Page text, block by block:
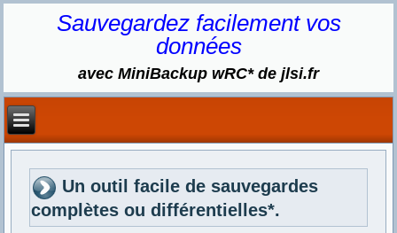
Sauvegardez facilement vos
données
avec MiniBackup wRC* de jlsi.fr
Un outil facile de sauvegardes
complètes ou différentielles*.